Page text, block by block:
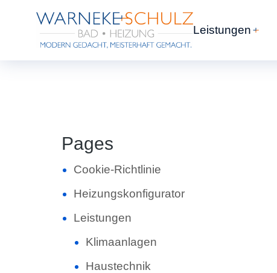
Leistungen
Pages
Cookie-Richtlinie
Heizungskonfigurator
Leistungen
Klimaanlagen
Haustechnik